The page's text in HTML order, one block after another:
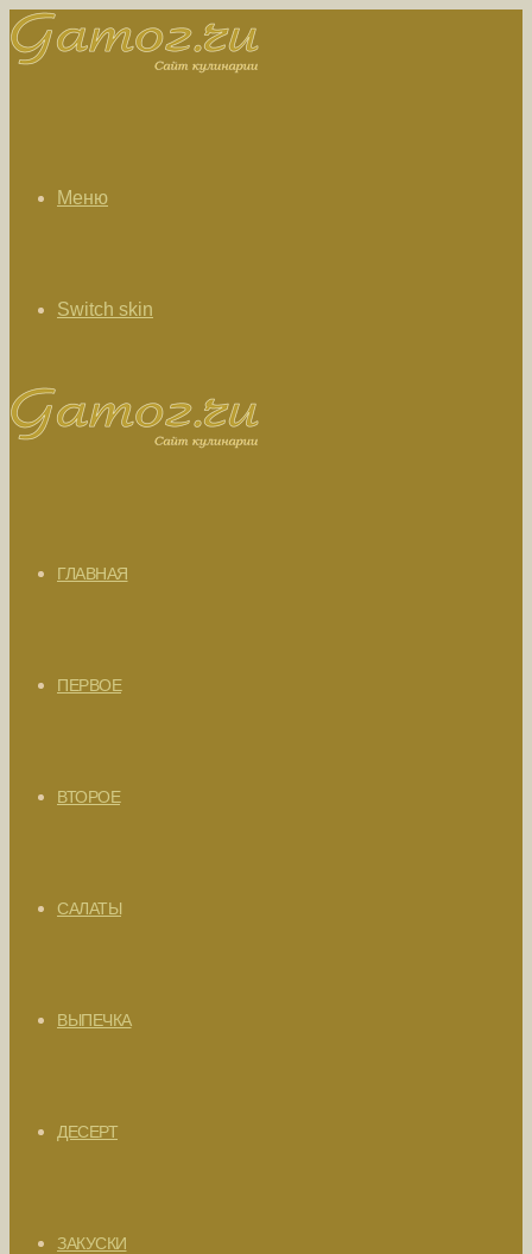
Меню
Switch skin
ГЛАВНАЯ
ПЕРВОЕ
ВТОРОЕ
САЛАТЫ
ВЫПЕЧКА
ДЕСЕРТ
ЗАКУСКИ